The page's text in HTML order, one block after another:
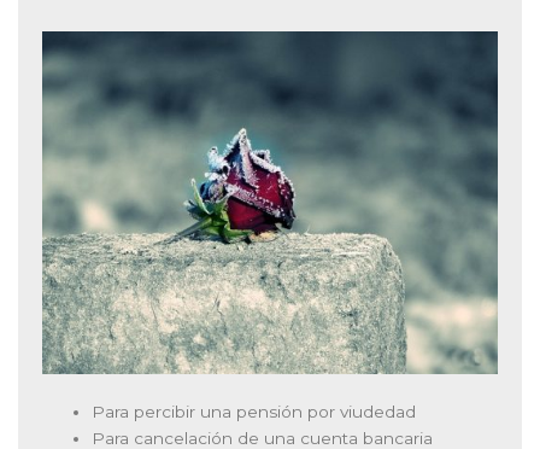
Para percibir una pensión por viudedad
Para cancelación de una cuenta bancaria